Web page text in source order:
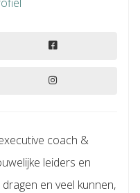
coach &
leiders en
en veel kunnen,